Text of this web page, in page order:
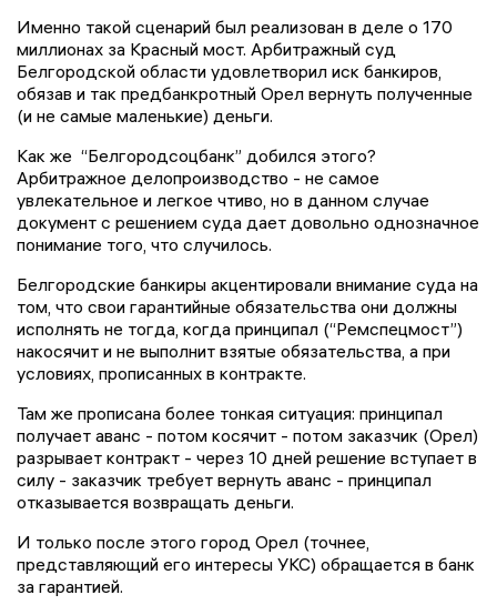
Именно такой сценарий был реализован в деле о 170
миллионах за Красный мост. Арбитражный суд
Белгородской области удовлетворил иск банкиров,
обязав и так предбанкротный Орел вернуть полученные
(и не самые маленькие) деньги.
Как же “Белгородсоцбанк” добился этого?
Арбитражное делопроизводство - не самое
увлекательное и легкое чтиво, но в данном случае
документ с решением суда дает довольно однозначное
понимание того, что случилось.
Белгородские банкиры акцентировали внимание суда на
том, что свои гарантийные обязательства они должны
исполнять не тогда, когда принципал (“Ремспецмост”)
накосячит и не выполнит взятые обязательства, а при
условиях, прописанных в контракте.
Там же прописана более тонкая ситуация: принципал
получает аванс - потом косячит - потом заказчик (Орел)
разрывает контракт - через 10 дней решение вступает в
силу - заказчик требует вернуть аванс - принципал
отказывается возвращать деньги.
И только после этого город Орел (точнее,
представляющий его интересы УКС) обращается в банк
за гарантией.